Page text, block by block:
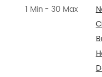
1 Min - 30 Max